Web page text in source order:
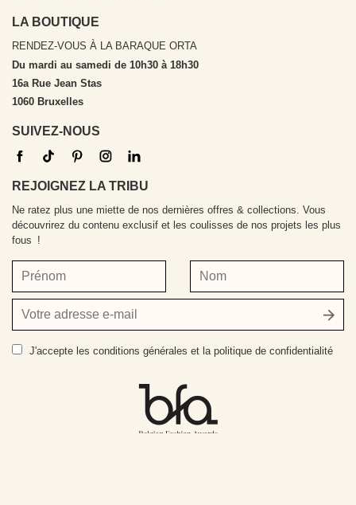
LA BOUTIQUE
RENDEZ-VOUS À LA BARAQUE ORTA
Du mardi au samedi de 10h30 à 18h30
16a Rue Jean Stas
1060 Bruxelles
SUIVEZ-NOUS
REJOIGNEZ LA TRIBU
Ne ratez plus une miette de nos dernières offres & collections. Vous
découvrirez du contenu exclusif et les coulisses de nos projets les plus
fous !
Prénom Nom
Votre
adresse
e- J'accepte les conditions générales et la politique de confidentialité